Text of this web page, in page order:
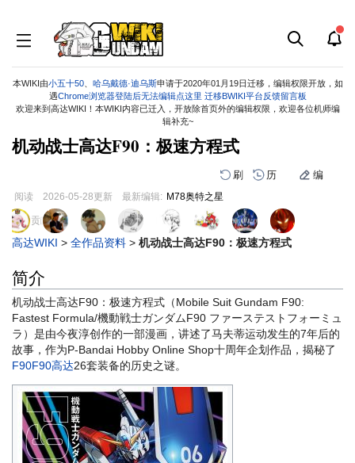
本WIKI由小五十50、 哈乌戴德·迪乌斯申请于2020年01月19日迁移，编辑权限开放，如
遇Chrome浏览器登陆后无法编辑点这里 迁移BWIKI平台反馈留言板
欢迎来到高达WIKI！本WIKI内容已迁入，开放除首页外的编辑权限，欢迎各位机师编
辑补充~
机动战士高达F90：极速方程式
刷 历 编
阅读 2026-05-28更新 最新编辑: M78奥特之星
跳
到
导
跳
到
搜
页面贡献者 :
高达WIKI > 全作品资料 > 机动战士高达F90：极速方程式
简介
机动战士高达F90：极速方程式（Mobile Suit Gundam F90:
Fastest Formula/機動戦士ガンダムF90 ファーステストフォーミュ
ラ）是由今夜淳创作的一部漫画，讲述了马夫蒂运动发生的7年后的
故事，作为P-Bandai Hobby Online Shop十周年企划作品，揭秘了
F90F90高达26套装备的历史之谜。